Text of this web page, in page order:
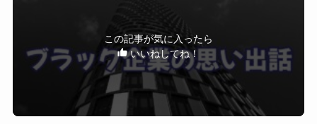
この記事が気に入ったら
いいねしてね！